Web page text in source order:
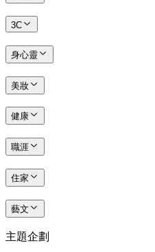
3C
身心靈
美妝
健康
職涯
住家
藝文
主題企劃